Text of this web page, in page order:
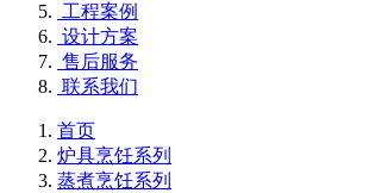
工程案例
设计方案
售后服务
联系我们
首页
炉具烹饪系列
蒸煮烹饪系列